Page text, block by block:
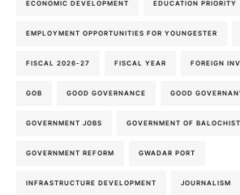
ECONOMIC DEVELOPMENT EDUCATION PRIORITY
EMPLOYMENT OPPORTUNITIES FOR YOUNGESTER
FISCAL 2026-27 FISCAL YEAR FOREIGN
GOB GOOD GOVERNANCE GOOD
GOVERNMENT JOBS GOVERNMENT OF
GOVERNMENT REFORM GWADAR PORT
INFRASTRUCTURE DEVELOPMENT JOURNALISM